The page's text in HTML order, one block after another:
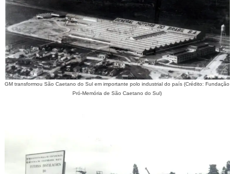
GM transformou São Caetano do Sul em importante polo industrial do país (Crédito: Fundação
Pró-Memória de São Caetano do Sul)